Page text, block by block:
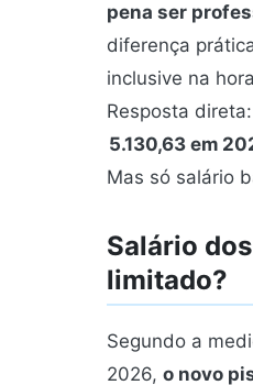
pena ser
diferença
inclusive na
Resposta direta:
5.130,63 em
Mas só salário
Salário
limitado?
Segundo a
2026, o novo